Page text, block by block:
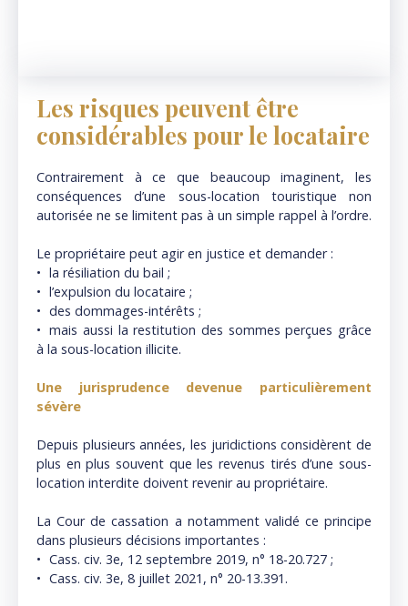
Les risques peuvent être
considérables pour le locataire
Contrairement à ce que beaucoup imaginent, les
conséquences d’une sous-location touristique non
autorisée ne se limitent pas à un simple rappel à l’ordre.
Le propriétaire peut agir en justice et demander :
la résiliation du bail ;
l’expulsion du locataire ;
des dommages-intérêts ;
mais aussi la restitution des sommes perçues grâce
à la sous-location illicite.
Une jurisprudence devenue particulièrement
sévère
Depuis plusieurs années, les juridictions considèrent de
plus en plus souvent que les revenus tirés d’une sous-
location interdite doivent revenir au propriétaire.
La Cour de cassation a notamment validé ce principe
dans plusieurs décisions importantes :
Cass. civ. 3e, 12 septembre 2019, n° 18-20.727 ;
Cass. civ. 3e, 8 juillet 2021, n° 20-13.391.